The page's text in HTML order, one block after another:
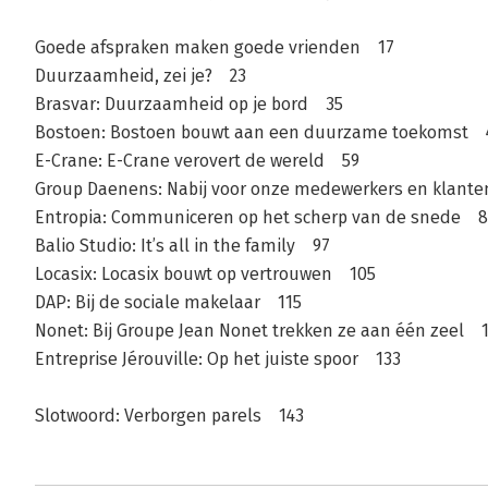
Goede afspraken maken goede vrienden 17
Duurzaamheid, zei je? 23
Brasvar: Duurzaamheid op je bord 35
Bostoen: Bostoen bouwt aan een duurzame toekomst
E-Crane: E-Crane verovert de wereld 59
Group Daenens: Nabij voor onze medewerkers en
Entropia: Communiceren op het scherp van de snede
Balio Studio: It’s all in the family 97
Locasix: Locasix bouwt op vertrouwen 105
DAP: Bij de sociale makelaar 115
Nonet: Bij Groupe Jean Nonet trekken ze aan één zeel
Entreprise Jérouville: Op het juiste spoor 133
Slotwoord: Verborgen parels 143